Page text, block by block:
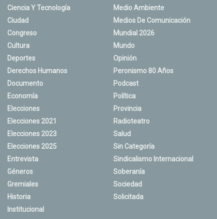
Ciencia Y Tecnología
Ciudad
Congreso
Cultura
Deportes
Derechos Humanos
Documento
Economía
Elecciones
Elecciones 2021
Elecciones 2023
Elecciones 2025
Entrevista
Géneros
Gremiales
Historia
Institucional
Medio Ambiente
Medios De Comunicación
Mundial 2026
Mundo
Opinión
Peronismo 80 Años
Podcast
Política
Provincia
Radioteatro
Salud
Sin Categoría
Sindicalismo Internacional
Soberanía
Sociedad
Solicitada